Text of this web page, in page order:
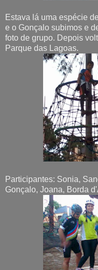
Estava lá uma espécie
e o Gonçalo subimos e
foto de grupo. Depois
Parque das Lagoas.
Participantes: Sonia,
Gonçalo, Joana, Borda